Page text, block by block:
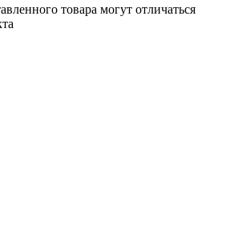
товара могут отличаться